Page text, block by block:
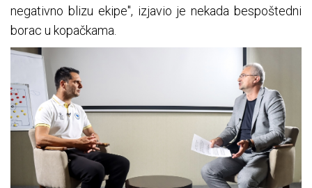
negativno blizu ekipe", izjavio je nekada bespoštedni
borac u kopačkama.